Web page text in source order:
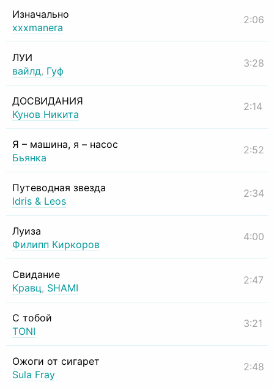
Изначально
xxxmanera
2:06
ЛУИ
вайлд, Гуф
3:28
ДОСВИДАНИЯ
Кунов Никита
2:14
Я – машина, я – насос
Бьянка
2:52
Путеводная звезда
Idris & Leos
2:34
Луиза
Филипп Киркоров
4:00
Свидание
Кравц, SHAMI
2:47
С тобой
TONI
3:21
Ожоги от сигарет
Sula Fray
2:48